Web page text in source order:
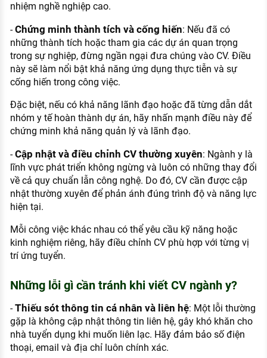
nhiệm nghề nghiệp cao.
-Chứng minh thành tích và cống hiến: Nếu đã có
những thành tích hoặc tham gia các dự án quan trọng
trong sự nghiệp, đừng ngần ngại đưa chúng vào CV. Điều
này sẽ làm nổi bật khả năng ứng dụng thực tiễn và sự
cống hiến trong công việc.
Đặc biệt, nếu có khả năng lãnh đạo hoặc đã từng dẫn dắt
nhóm y tế hoàn thành dự án, hãy nhấn mạnh điều này để
chứng minh khả năng quản lý và lãnh đạo.
-Cập nhật và điều chỉnh CV thường xuyên: Ngành y là
lĩnh vực phát triển không ngừng và luôn có những thay đổi
về cả quy chuẩn lẫn công nghệ. Do đó, CV cần được cập
nhật thường xuyên để phản ánh đúng trình độ và năng lực
hiện tại.
Mỗi công việc khác nhau có thể yêu cầu kỹ năng hoặc
kinh nghiệm riêng, hãy điều chỉnh CV phù hợp với từng vị
trí ứng tuyển.
Những lỗi gì cần tránh khi viết CV ngành y?
-Thiếu sót thông tin cá nhân và liên hệ: Một lỗi thường
gặp là không cập nhật thông tin liên hệ, gây khó khăn cho
nhà tuyển dụng khi muốn liên lạc. Hãy đảm bảo số điện
thoại, email và địa chỉ luôn chính xác.